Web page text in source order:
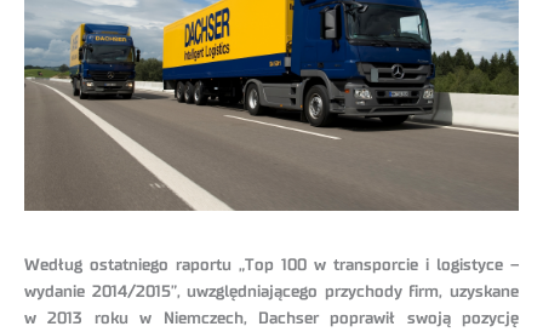
Według ostatniego raportu „Top 100 w transporcie i logistyce –
wydanie 2014/2015”, uwzględniającego przychody firm, uzyskane
w 2013 roku w Niemczech, Dachser poprawił swoją pozycję